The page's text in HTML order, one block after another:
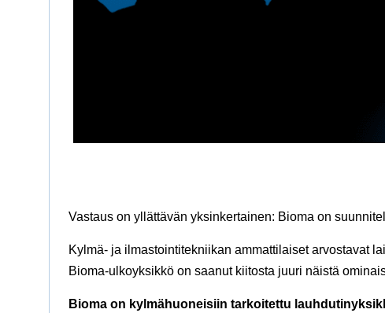
Vastaus on yllättävän yksinkertainen: Bioma on
Kylmä- ja ilmastointitekniikan ammattilaiset arvostavat
Bioma-ulkoyksikkö on saanut kiitosta juuri näistä
Bioma on kylmähuoneisiin tarkoitettu